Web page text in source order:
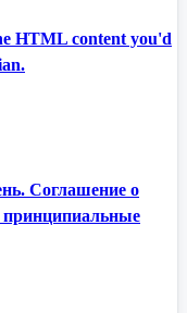
HTML content you'd
Соглашение о
принципиальные